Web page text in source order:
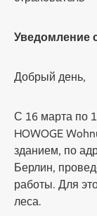
Уведомление
Добрый день,
С 16 марта по
HOWOGE
зданием, по
Берлин,
работы. Для
леса.